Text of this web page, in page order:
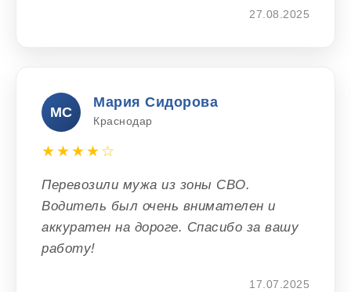
27.08.2025
МС
Мария Сидорова
Краснодар
★★★★☆
Перевозили мужа из зоны СВО.
Водитель был очень внимателен и
аккуратен на дороге. Спасибо за вашу
работу!
17.07.2025